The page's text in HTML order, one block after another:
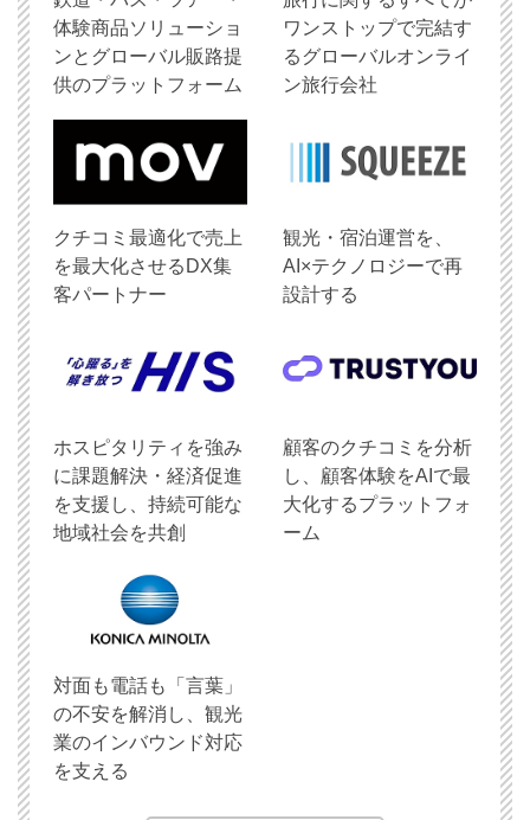
体験商品ソリューショ
ンとグローバル販路提
供のプラットフォーム
ワンストップで完結す
るグローバルオンライ
ン旅行会社
クチコミ最適化で売上
を最大化させるDX集
客パートナー
観光・宿泊運営を、
AI×テクノロジーで再
設計する
ホスピタリティを強み
に課題解決・経済促進
を支援し、持続可能な
地域社会を共創
顧客のクチコミを分析
し、顧客体験をAIで最
大化するプラットフォ
ーム
対面も電話も「言葉」
の不安を解消し、観光
業のインバウンド対応
を支える